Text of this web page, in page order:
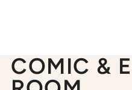
COMIC &